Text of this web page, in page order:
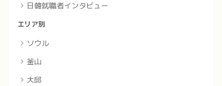
日韓就職者インタビュー
エリア別
ソウル
釜山
大邱